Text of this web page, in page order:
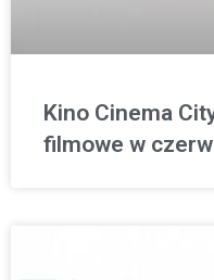
Kino Cinema
filmowe w